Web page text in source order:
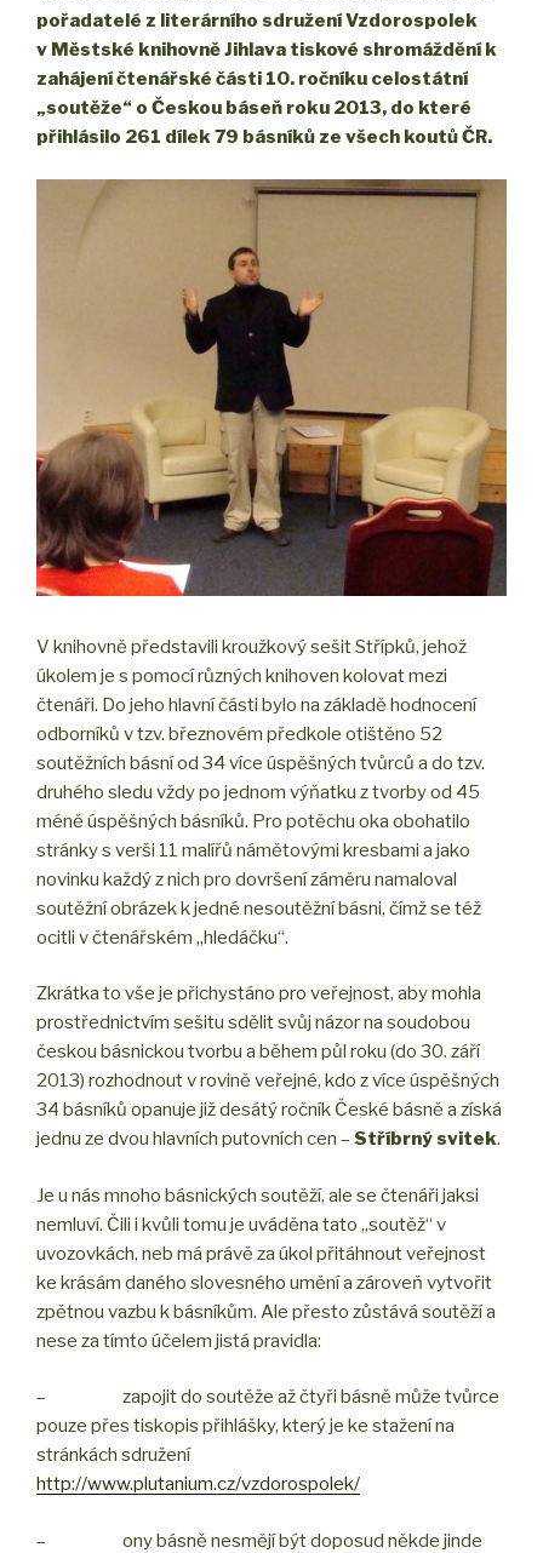
pořadatelé z literárního sdružení Vzdorospolek
v Městské knihovně Jihlava tiskové shromáždění k
zahájení čtenářské části 10. ročníku celostátní
„soutěže“ o Českou báseň roku 2013, do které
přihlásilo 261 dílek 79 básníků ze všech koutů ČR.
V knihovně představili kroužkový sešit Střípků, jehož
úkolem je s pomocí různých knihoven kolovat mezi
čtenáři. Do jeho hlavní části bylo na základě hodnocení
odborníků v tzv. březnovém předkole otištěno 52
soutěžních básní od 34 více úspěšných tvůrců a do tzv.
druhého sledu vždy po jednom výňatku z tvorby od 45
méně úspěšných básníků. Pro potěchu oka obohatilo
stránky s verši 11 malířů námětovými kresbami a jako
novinku každý z nich pro dovršení záměru namaloval
soutěžní obrázek k jedné nesoutěžní básni, čímž se též
ocitli v čtenářském „hledáčku“.
Zkrátka to vše je přichystáno pro veřejnost, aby mohla
prostřednictvím sešitu sdělit svůj názor na soudobou
českou básnickou tvorbu a během půl roku (do 30. září
2013) rozhodnout v rovině veřejné, kdo z více úspěšných
34 básníků opanuje již desátý ročník České básně a získá
jednu ze dvou hlavních putovních cen – Stříbrný svitek.
Je u nás mnoho básnických soutěží, ale se čtenáři jaksi
nemluví. Čili i kvůli tomu je uváděna tato „soutěž“ v
uvozovkách, neb má právě za úkol přitáhnout veřejnost
ke krásám daného slovesného umění a zároveň vytvořit
zpětnou vazbu k básníkům. Ale přesto zůstává soutěží a
nese za tímto účelem jistá pravidla:
– zapojit do soutěže až čtyři básně může tvůrce
pouze přes tiskopis přihlášky, který je ke stažení na
stránkách sdružení
http://www.plutanium.cz/vzdorospolek/
– ony básně nesmějí být doposud někde jinde